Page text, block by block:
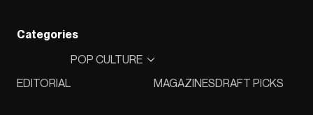
Categories
EDITORIAL
POP CULTURE
MAGAZINESDRAFT PICKS